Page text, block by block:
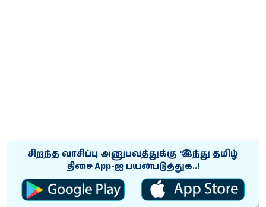
சிறந்த வாசிப்பு அனுபவத்துக்கு ‘இந்து தமிழ்
திசை App-ஐ பயன்படுத்துக..!